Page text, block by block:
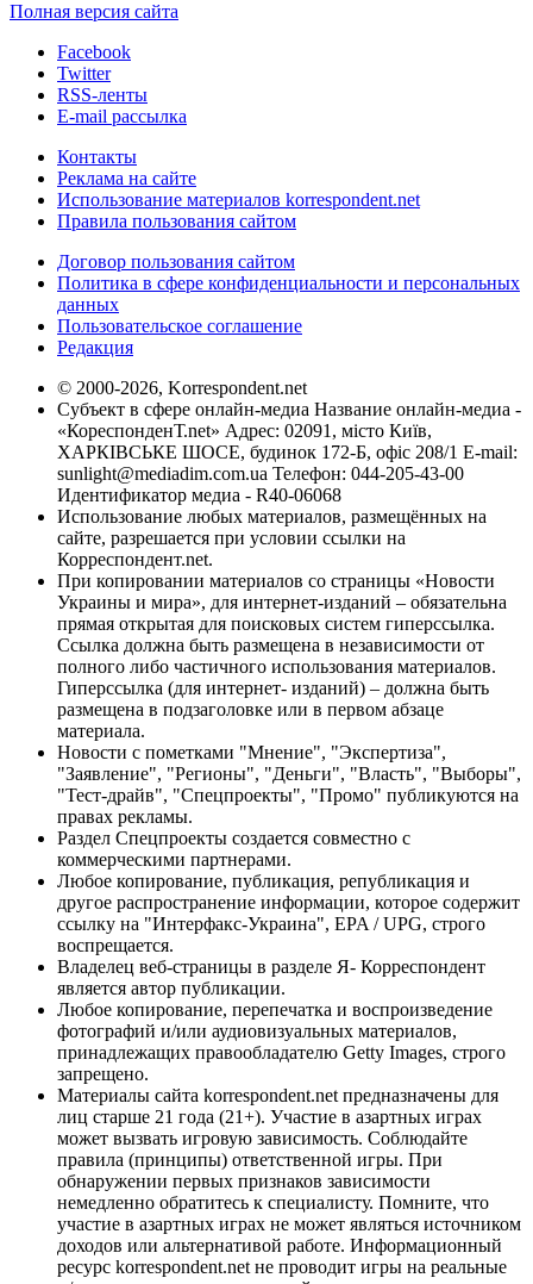
Полная версия сайта
Facebook
Twitter
RSS-ленты
E-mail рассылка
Контакты
Реклама на сайте
Использование материалов korrespondent.net
Правила пользования сайтом
Договор пользования сайтом
Политика в сфере конфиденциальности и персональных
данных
Пользовательское соглашение
Редакция
© 2000-2026, Korrespondent.net
Субъект в сфере онлайн-медиа Название онлайн-медиа -
«КореспонденТ.net» Адрес: 02091, місто Київ,
ХАРКІВСЬКЕ ШОСЕ, будинок 172-Б, офіс 208/1 E-mail:
sunlight@mediadim.com.ua Телефон: 044-205-43-00
Идентификатор медиа - R40-06068
Использование любых материалов, размещённых на
сайте, разрешается при условии ссылки на
Корреспондент.net.
При копировании материалов со страницы «Новости
Украины и мира», для интернет-изданий – обязательна
прямая открытая для поисковых систем гиперссылка.
Ссылка должна быть размещена в независимости от
полного либо частичного использования материалов.
Гиперссылка (для интернет- изданий) – должна быть
размещена в подзаголовке или в первом абзаце
материала.
Новости с пометками "Мнение", "Экспертиза",
"Заявление", "Регионы", "Деньги", "Власть", "Выборы",
"Тест-драйв", "Спецпроекты", "Промо" публикуются на
правах рекламы.
Раздел Спецпроекты создается совместно с
коммерческими партнерами.
Любое копирование, публикация, републикация и
другое распространение информации, которое содержит
ссылку на "Интерфакс-Украина", EPA / UPG, строго
воспрещается.
Владелец веб-страницы в разделе Я- Корреспондент
является автор публикации.
Любое копирование, перепечатка и воспроизведение
фотографий и/или аудиовизуальных материалов,
принадлежащих правообладателю Getty Images, строго
запрещено.
Материалы сайта korrespondent.net предназначены для
лиц старше 21 года (21+). Участие в азартных играх
может вызвать игровую зависимость. Соблюдайте
правила (принципы) ответственной игры. При
обнаружении первых признаков зависимости
немедленно обратитесь к специалисту. Помните, что
участие в азартных играх не может являться источником
доходов или альтернативой работе. Информационный
ресурс korrespondent.net не проводит игры на реальные